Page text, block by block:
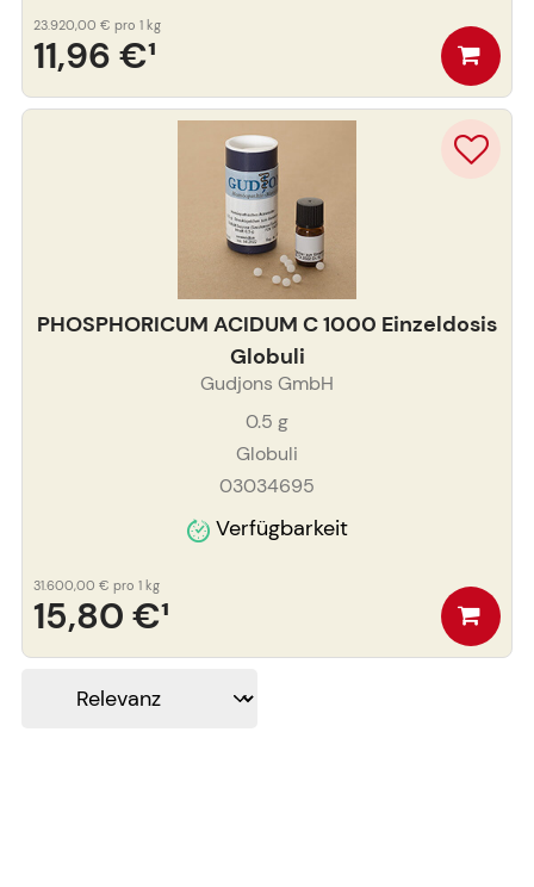
11,96 €¹
23.920,00 € pro 1 kg
PHOSPHORICUM ACIDUM C 1000 Einzeldosis
Globuli
Gudjons GmbH
0.5 g
Globuli
03034695
Verfügbarkeit
15,80 €¹
31.600,00 € pro 1 kg